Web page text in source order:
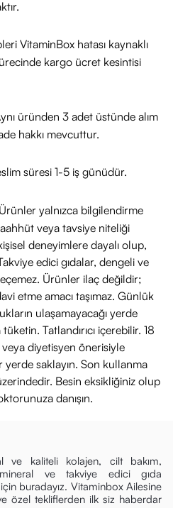
VitaminBox hatası kaynaklı
kargo ücret kesintisi
üründen 3 adet üstünde alım
hakkı mevcuttur.
süresi 1-5 iş günüdür.
Ürünler yalnızca bilgilendirme
veya tavsiye niteliği
deneyimlere dayalı olup,
edici gıdalar, dengeli ve
Ürünler ilaç değildir;
etme amacı taşımaz. Günlük
ulaşamayacağı yerde
tüketin. Tatlandırıcı içerebilir. 18
diyetisyen önerisiyle
yerde saklayın. Son kullanma
Besin eksikliğiniz olup
danışın.
ve kaliteli kolajen, cilt bakım,
ve takviye edici gıda
buradayız. Vitaminbox Ailesine
özel tekliflerden ilk siz haberdar